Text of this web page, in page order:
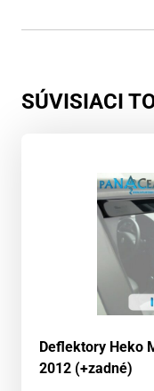
SÚVISIACI
Deflektory Heko
2012 (+zadné)